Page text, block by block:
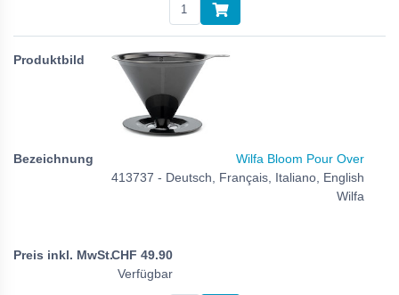
Wilfa Bloom Pour Over
413737 - Deutsch, Français, Italiano, English
Wilfa
CHF 49.90
Verfügbar